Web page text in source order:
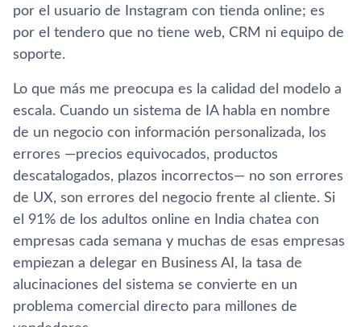
por el usuario de Instagram con tienda online; es
por el tendero que no tiene web, CRM ni equipo de
soporte.
Lo que más me preocupa es la calidad del modelo a
escala. Cuando un sistema de IA habla en nombre
de un negocio con información personalizada, los
errores —precios equivocados, productos
descatalogados, plazos incorrectos— no son errores
de UX, son errores del negocio frente al cliente. Si
el 91% de los adultos online en India chatea con
empresas cada semana y muchas de esas empresas
empiezan a delegar en Business AI, la tasa de
alucinaciones del sistema se convierte en un
problema comercial directo para millones de